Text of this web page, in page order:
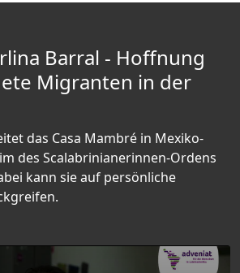
Barral - Hoffnung
Migranten in der
das Casa Mambré in Mexiko-
des Scalabrinianerinnen-Ordens
kann sie auf persönliche